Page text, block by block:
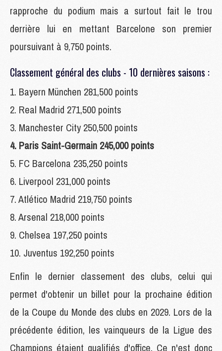
rapproche du podium mais a surtout fait le trou
derrière lui en mettant Barcelone son premier
poursuivant à 9,750 points.
Classement général des clubs - 10 dernières saisons :
1. Bayern München 281,500 points
2. Real Madrid 271,500 points
3. Manchester City 250,500 points
4. Paris Saint-Germain 245,000 points
5. FC Barcelona 235,250 points
6. Liverpool 231,000 points
7. Atlético Madrid 219,750 points
8. Arsenal 218,000 points
9. Chelsea 197,250 points
10. Juventus 192,250 points
Enfin le dernier classement des clubs, celui qui
permet d'obtenir un billet pour la prochaine édition
de la Coupe du Monde des clubs en 2029. Lors de la
précédente édition, les vainqueurs de la Ligue des
Champions étaient qualifiés d'office. Ce n'est donc